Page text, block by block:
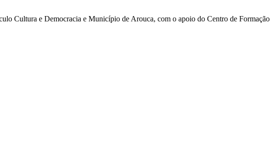
Cultura e Democracia e Município de Arouca, com o apoio do Centro de Formação